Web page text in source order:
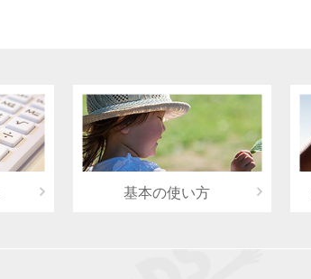
基本の使い方